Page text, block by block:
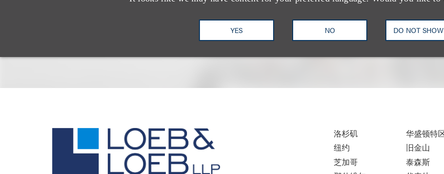
YES NO DO NOT
洛杉矶
纽约
芝加哥
华盛顿特
旧金山
泰森斯